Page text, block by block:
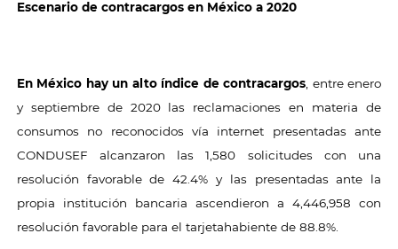
Escenario de contracargos en México a 2020
En México hay un alto índice de contracargos , entre enero
y septiembre de 2020 las reclamaciones en materia de
consumos no reconocidos vía internet presentadas ante
CONDUSEF alcanzaron las 1,580 solicitudes con una
resolución favorable de 42.4% y las presentadas ante la
propia institución bancaria ascendieron a 4,446,958 con
resolución favorable para el tarjetahabiente de 88.8%.